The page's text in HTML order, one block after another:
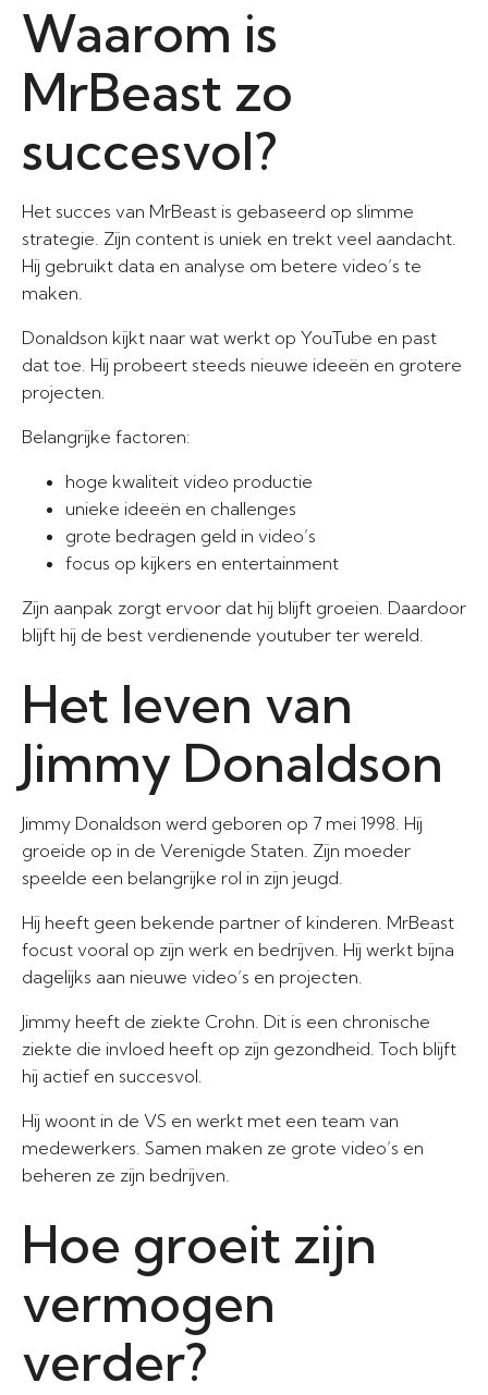
Waarom is
MrBeast zo
succesvol?
Het succes van MrBeast is gebaseerd op slimme
strategie. Zijn content is uniek en trekt veel aandacht.
Hij gebruikt data en analyse om betere video’s te
maken.
Donaldson kijkt naar wat werkt op YouTube en past
dat toe. Hij probeert steeds nieuwe ideeën en grotere
projecten.
Belangrijke factoren:
hoge kwaliteit video productie
unieke ideeën en challenges
grote bedragen geld in video’s
focus op kijkers en entertainment
Zijn aanpak zorgt ervoor dat hij blijft groeien. Daardoor
blijft hij de best verdienende youtuber ter wereld.
Het leven van
Jimmy Donaldson
Jimmy Donaldson werd geboren op 7 mei 1998. Hij
groeide op in de Verenigde Staten. Zijn moeder
speelde een belangrijke rol in zijn jeugd.
Hij heeft geen bekende partner of kinderen. MrBeast
focust vooral op zijn werk en bedrijven. Hij werkt bijna
dagelijks aan nieuwe video’s en projecten.
Jimmy heeft de ziekte Crohn. Dit is een chronische
ziekte die invloed heeft op zijn gezondheid. Toch blijft
hij actief en succesvol.
Hij woont in de VS en werkt met een team van
medewerkers. Samen maken ze grote video’s en
beheren ze zijn bedrijven.
Hoe groeit zijn
vermogen
verder?